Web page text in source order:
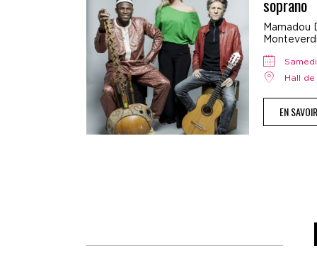
soprano
Mamadou
Hall
EN